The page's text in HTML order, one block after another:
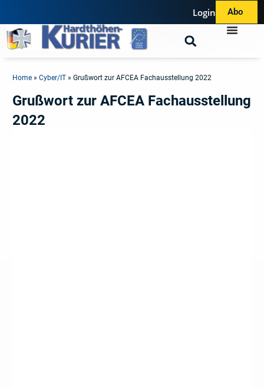
Login Abo
Home »Cyber/IT »Grußwort zur AFCEA Fachausstellung 2022
Grußwort zur AFCEA Fachausstellung
2022